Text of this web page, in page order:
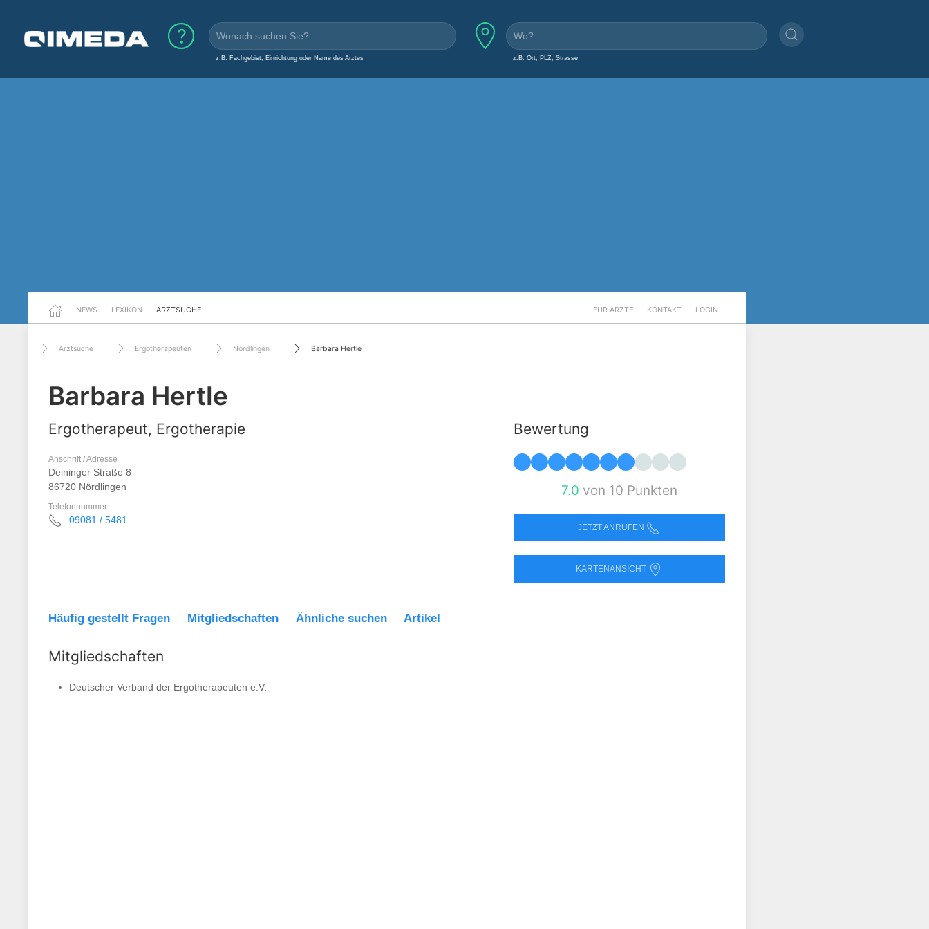
z.B. Fachgebiet, Einrichtung oder Name des Arztes z.B. Ort, PLZ, Strasse
NEWS LEXIKON ARZTSUCHE FÜR ÄRZTE KONTAKT LOGIN
Arztsuche Ergotherapeuten Nördlingen Barbara Hertle
Barbara Hertle
Ergotherapeut, Ergotherapie
Anschrift / Adresse
Deininger Straße 8
86720 Nördlingen
Telefonnummer
09081 / 5481
Bewertung
7.0 von 10 Punkten
JETZT ANRUFEN
KARTENANSICHT
Häufig gestellt Fragen Mitgliedschaften Ähnliche suchen Artikel
Mitgliedschaften
Deutscher Verband der Ergotherapeuten e.V.